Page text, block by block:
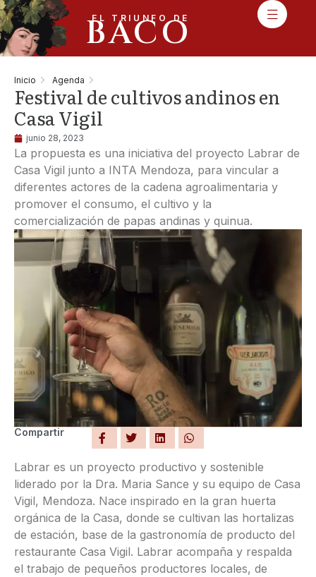
EL TRIUNFO DE
BACO
Inicio Agenda
Festival de cultivos andinos en
Casa Vigil
junio 28, 2023
La propuesta es una iniciativa del proyecto Labrar de
Casa Vigil junto a INTA Mendoza, para vincular a
diferentes actores de la cadena agroalimentaria y
promover el consumo, el cultivo y la
comercialización de papas andinas y quinua.
Compartir
Labrar es un proyecto productivo y sostenible
liderado por la Dra. Maria Sance y su equipo de Casa
Vigil, Mendoza. Nace inspirado en la gran huerta
orgánica de la Casa, donde se cultivan las hortalizas
de estación, base de la gastronomía de producto del
restaurante Casa Vigil. Labrar acompaña y respalda
el trabajo de pequeños productores locales, de